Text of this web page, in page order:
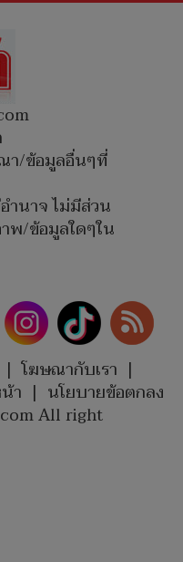
า/ข้อมูลอื่นๆที่
ำนาจ ไม่มีส่วน
พ/ข้อมูลใดๆใน
| โฆษณากับเรา |
า | นโยบายข้อตกลง
All right